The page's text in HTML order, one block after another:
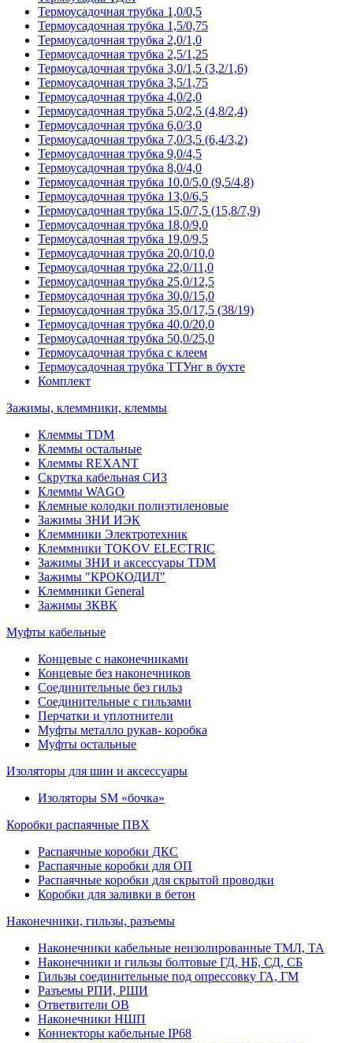
Термоусадочная трубка 1,0/0,5
Термоусадочная трубка 1,5/0,75
Термоусадочная трубка 2,0/1,0
Термоусадочная трубка 2,5/1,25
Термоусадочная трубка 3,0/1,5 (3,2/1,6)
Термоусадочная трубка 3,5/1,75
Термоусадочная трубка 4,0/2,0
Термоусадочная трубка 5,0/2,5 (4,8/2,4)
Термоусадочная трубка 6,0/3,0
Термоусадочная трубка 7,0/3,5 (6,4/3,2)
Термоусадочная трубка 9,0/4,5
Термоусадочная трубка 8,0/4,0
Термоусадочная трубка 10,0/5,0 (9,5/4,8)
Термоусадочная трубка 13,0/6,5
Термоусадочная трубка 15,0/7,5 (15,8/7,9)
Термоусадочная трубка 18,0/9,0
Термоусадочная трубка 19,0/9,5
Термоусадочная трубка 20,0/10,0
Термоусадочная трубка 22,0/11,0
Термоусадочная трубка 25,0/12,5
Термоусадочная трубка 30,0/15,0
Термоусадочная трубка 35,0/17,5 (38/19)
Термоусадочная трубка 40,0/20,0
Термоусадочная трубка 50,0/25,0
Термоусадочная трубка с клеем
Термоусадочная трубка ТТУнг в бухте
Комплект
Зажимы, клеммники, клеммы
Клеммы TDM
Клеммы остальные
Клеммы REXANT
Скрутка кабельная СИЗ
Клеммы WAGO
Клемные колодки полиэтиленовые
Зажимы ЗНИ ИЭК
Клеммники Электротехник
Клеммники TOKOV ELECTRIC
Зажимы ЗНИ и аксессуары TDM
Зажимы "КРОКОДИЛ"
Клеммники General
Зажимы 3КВК
Муфты кабельные
Концевые с наконечниками
Концевые без наконечников
Соединительные без гильз
Соединительные с гильзами
Перчатки и уплотнители
Муфты металло рукав- коробка
Муфты остальные
Изоляторы для шин и аксессуары
Изоляторы SM «бочка»
Коробки распаячные ПВХ
Распаячные коробки ДКС
Распаячные коробки для ОП
Распаячные коробки для скрытой проводки
Коробки для заливки в бетон
Наконечники, гильзы, разъемы
Наконечники кабельные неизолированные ТМЛ, ТА
Наконечники и гильзы болтовые ГД, НБ, СД, СБ
Гильзы соединительные под опрессовку ГА, ГМ
Разъемы РПИ, РШИ
Ответвители ОВ
Наконечники НШП
Коннекторы кабельные IP68